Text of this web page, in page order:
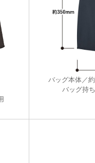
バッグ本体／
バッグ持